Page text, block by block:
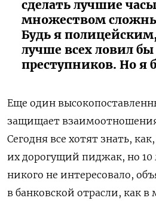
сделать лучшие
множеством
Будь я
лучше всех ловил
преступников. Но я
Еще один
защищает
Сегодня все хотят знать,
их дорогущий пиджак, но 10
никого не интересовало,
в банковской отрасли, как